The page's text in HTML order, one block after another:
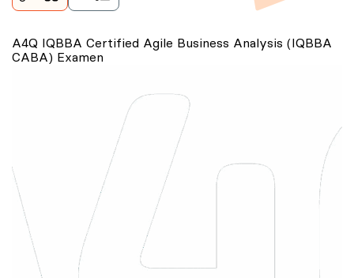
A4Q IQBBA Certified Agile Business Analysis (IQBBA
CABA) Examen